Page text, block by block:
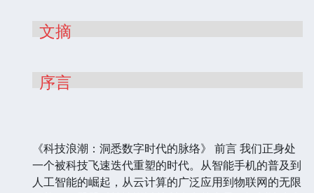
文摘
序言
《科技浪潮：洞悉数字时代的脉络》 前言 我们正身处
一个被科技飞速迭代重塑的时代。从智能手机的普及到
人工智能的崛起，从云计算的广泛应用到物联网的无限